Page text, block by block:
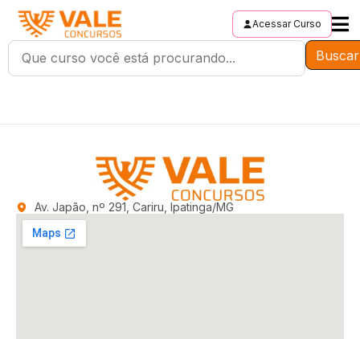
Acessar Curso
Buscar
Av. Japão, nº 291, Cariru, Ipatinga/MG